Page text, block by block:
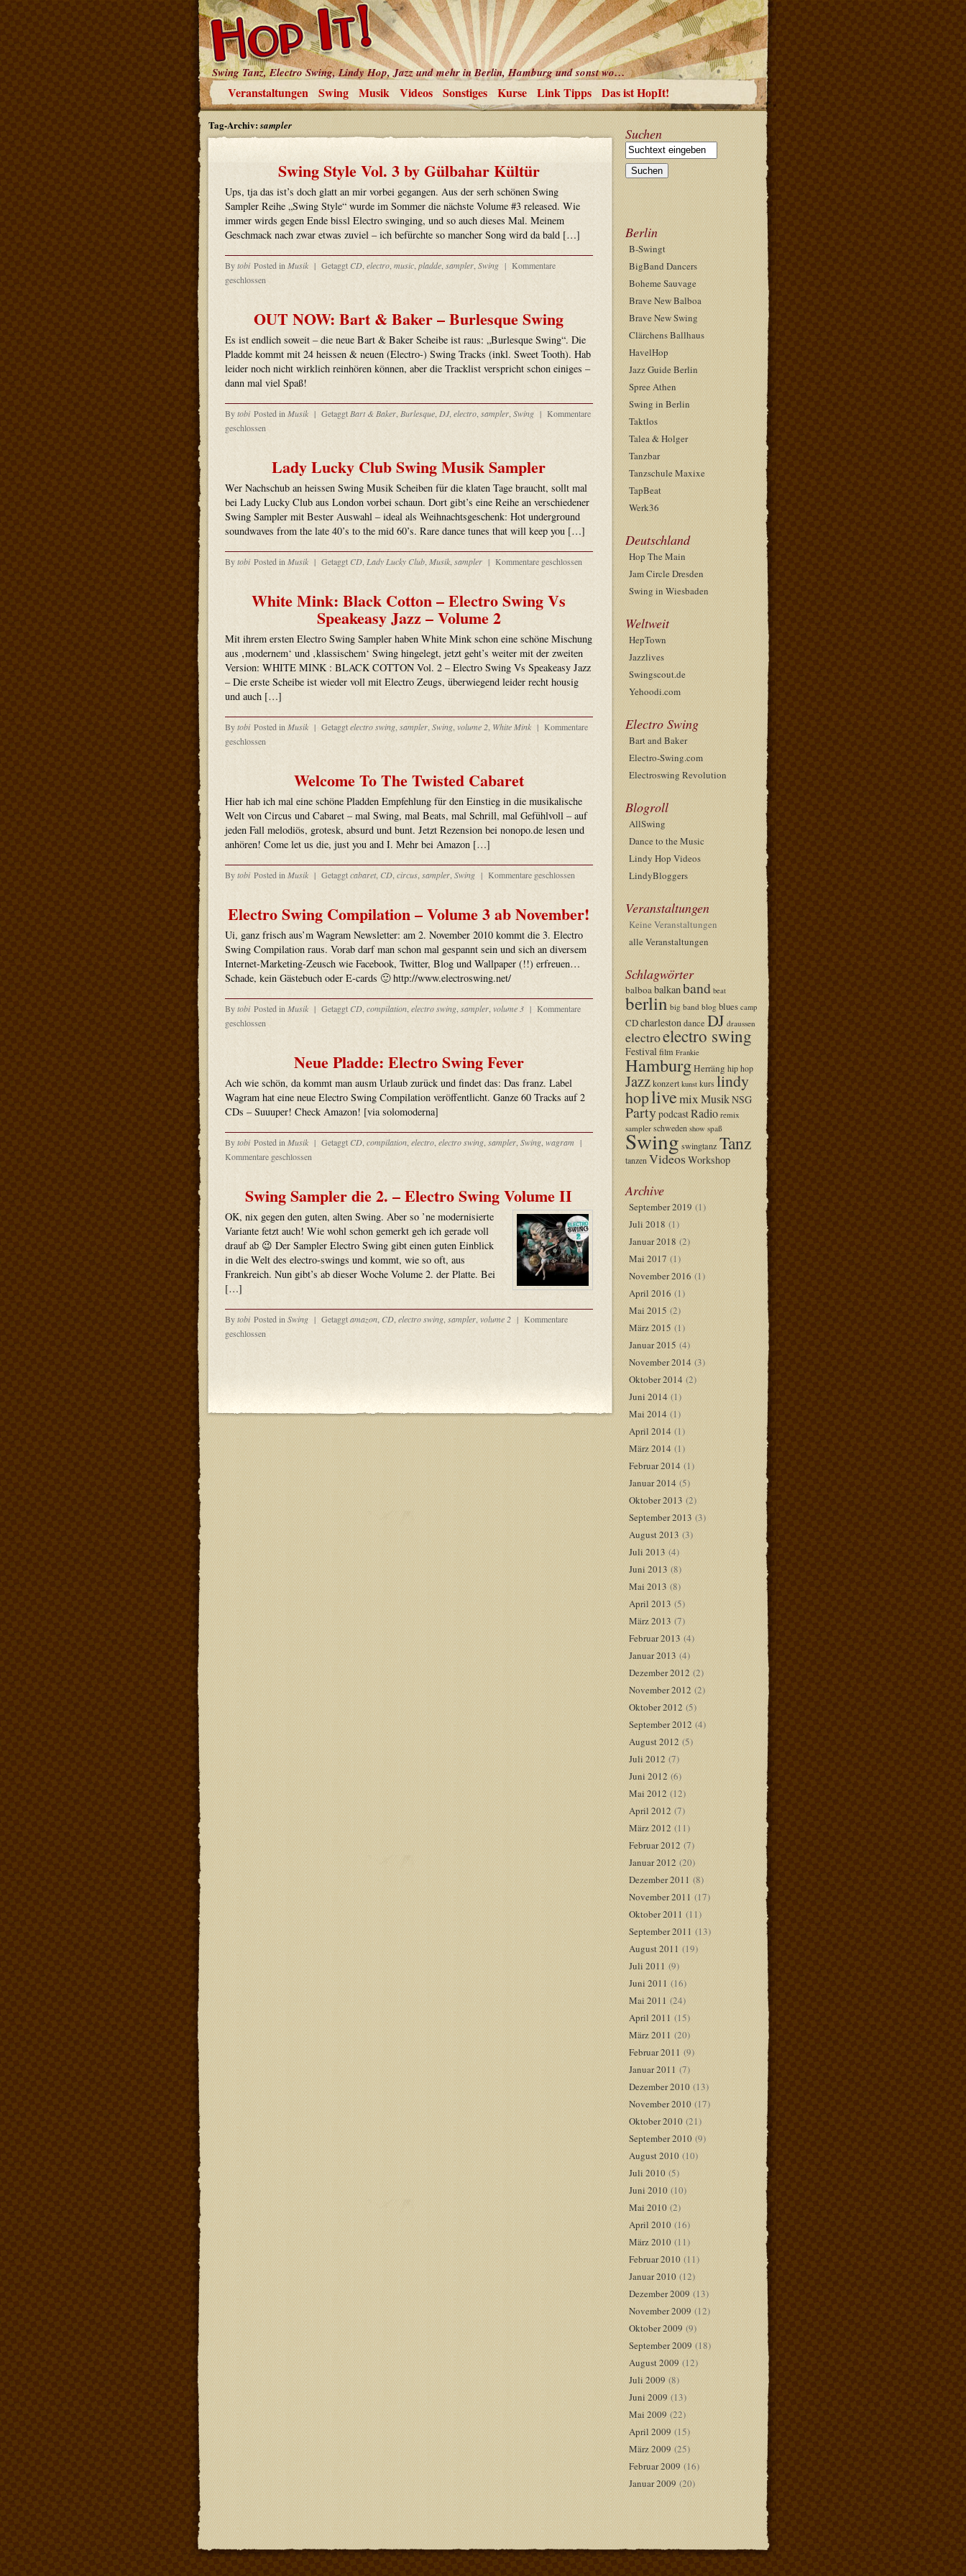
Swing Tanz, Electro Swing, Lindy Hop, Jazz und mehr in Berlin, Hamburg und sonst wo…
Veranstaltungen Swing Musik Videos Sonstiges Kurse Link Tipps Das ist HopIt!
Tag-Archiv:sampler
Swing Style Vol. 3 by Gülbahar Kültür
Ups, tja das ist’s doch glatt an mir vorbei gegangen. Aus der serh schönen Swing
Sampler Reihe „Swing Style“ wurde im Sommer die nächste Volume #3 released. Wie
immer wirds gegen Ende bissl Electro swinging, und so auch dieses Mal. Meinem
Geschmack nach zwar etwas zuviel – ich befürchte so mancher Song wird da bald […]
Bytobi Posted in Musik | Getaggt CD, electro, music, pladde, sampler, Swing | Kommentare
geschlossen
OUT NOW: Bart & Baker – Burlesque Swing
Es ist endlich soweit – die neue Bart & Baker Scheibe ist raus: „Burlesque Swing“. Die
Pladde kommt mit 24 heissen & neuen (Electro-) Swing Tracks (inkl. Sweet Tooth). Hab
leider noch nicht wirklich reinhören können, aber die Tracklist verspricht schon einiges –
dann mal viel Spaß!
Bytobi Posted in Musik | Getaggt Bart & Baker, Burlesque, DJ, electro, sampler, Swing | Kommentare
geschlossen
Lady Lucky Club Swing Musik Sampler
Wer Nachschub an heissen Swing Musik Scheiben für die klaten Tage braucht, sollt mal
bei Lady Lucky Club aus London vorbei schaun. Dort gibt’s eine Reihe an verschiedener
Swing Sampler mit Bester Auswahl – ideal als Weihnachtsgeschenk: Hot underground
soundwaves from the late 40’s to the mid 60’s. Rare dance tunes that will keep you […]
Bytobi Posted in Musik | Getaggt CD, Lady Lucky Club, Musik, sampler | Kommentare geschlossen
White Mink: Black Cotton – Electro Swing Vs
Speakeasy Jazz – Volume 2
Mit ihrem ersten Electro Swing Sampler haben White Mink schon eine schöne Mischung
aus ‚modernem‘ und ‚klassischem‘ Swing hingelegt, jetzt geht’s weiter mit der zweiten
Version: WHITE MINK : BLACK COTTON Vol. 2 – Electro Swing Vs Speakeasy Jazz
– Die erste Scheibe ist wieder voll mit Electro Zeugs, überwiegend leider recht housig
und auch […]
Bytobi Posted in Musik | Getaggtelectro swing,sampler, Swing, volume 2, White Mink | Kommentare
geschlossen
Welcome To The Twisted Cabaret
Hier hab ich mal eine schöne Pladden Empfehlung für den Einstieg in die musikalische
Welt von Circus und Cabaret – mal Swing, mal Beats, mal Schrill, mal Gefühlvoll – auf
jeden Fall melodiös, grotesk, absurd und bunt. Jetzt Rezension bei nonopo.de lesen und
anhören! Come let us die, just you and I. Mehr bei Amazon […]
Bytobi Posted in Musik | Getaggtcabaret, CD, circus, sampler, Swing | Kommentare geschlossen
Electro Swing Compilation – Volume 3 ab November!
Ui, ganz frisch aus’m Wagram Newsletter: am 2. November 2010 kommt die 3. Electro
Swing Compilation raus. Vorab darf man schon mal gespannt sein und sich an diversem
Internet-Marketing-Zeusch wie Facebook, Twitter, Blog und Wallpaper (!!) erfreuen…
Schade, kein Gästebuch oder E-cards 🙂 http://www.electroswing.net/
Bytobi Posted in Musik | Getaggt CD, compilation, electro swing, sampler, volume 3 | Kommentare
geschlossen
Neue Pladde: Electro Swing Fever
Ach wie schön, da kommt man ausm Urlaub zurück und findet das: Das franz. Label
Wagram hat eine neue Electro Swing Compilation veröffentlicht. Ganze 60 Tracks auf 2
CDs – Suuuper! Check Amazon! [via solomoderna]
Bytobi Posted in Musik | Getaggt CD, compilation, electro, electro swing, sampler, Swing, wagram |
Kommentare geschlossen
Swing Sampler die 2. – Electro Swing Volume II
OK, nix gegen den guten, alten Swing. Aber so ’ne modernisierte
Variante fetzt auch! Wie wohl schon gemerkt geh ich gerade voll
drauf ab 😉 Der Sampler Electro Swing gibt einen guten Einblick
in die Welt des electro-swings und kommt, wie so oft, aus
Frankreich. Nun gibt’s ab dieser Woche Volume 2. der Platte. Bei
[…]
Bytobi Posted in Swing | Getaggtamazon, CD, electro swing, sampler, volume 2 | Kommentare
geschlossen
Suchen
Berlin
B-Swingt
BigBand Dancers
Boheme Sauvage
Brave New Balboa
Brave New Swing
Clärchens Ballhaus
HavelHop
Jazz Guide Berlin
Spree Athen
Swing in Berlin
Taktlos
Talea & Holger
Tanzbar
Tanzschule Maxixe
TapBeat
Werk36
Deutschland
Hop The Main
Jam Circle Dresden
Swing in Wiesbaden
Weltweit
HepTown
Jazzlives
Swingscout.de
Yehoodi.com
Electro Swing
Bart and Baker
Electro-Swing.com
Electroswing Revolution
Blogroll
AllSwing
Dance to the Music
Lindy Hop Videos
LindyBloggers
Veranstaltungen
Keine Veranstaltungen
alle Veranstaltungen
Schlagwörter
balboabalkanband beat
berlin big band blog blues camp
CDcharleston dance DJ draussen
electroelectro swing
Festival film Frankie
HamburgHerräng hip hop
Jazz konzert kunst kurs lindy
hoplivemixMusikNSG
PartypodcastRadio remix
sampler schweden show spaß
Swing swingtanzTanz
tanzenVideosWorkshop
Archive
September 2019(1)
Juli 2018(1)
Januar 2018 (2)
Mai 2017 (1)
November 2016(1)
April 2016(1)
Mai 2015 (2)
März 2015 (1)
Januar 2015(4)
November 2014(3)
Oktober 2014(2)
Juni 2014(1)
Mai 2014(1)
April 2014(1)
März 2014(1)
Februar 2014 (1)
Januar 2014 (5)
Oktober 2013 (2)
September 2013 (3)
August 2013 (3)
Juli 2013 (4)
Juni 2013(8)
Mai 2013(8)
April 2013(5)
März 2013(7)
Februar 2013 (4)
Januar 2013 (4)
Dezember 2012(2)
November 2012 (2)
Oktober 2012 (5)
September 2012(4)
August 2012(5)
Juli 2012(7)
Juni 2012(6)
Mai 2012(12)
April 2012(7)
März 2012(11)
Februar 2012(7)
Januar 2012(20)
Dezember 2011(8)
November 2011(17)
Oktober 2011 (11)
September 2011(13)
August 2011 (19)
Juli 2011(9)
Juni 2011(16)
Mai 2011 (24)
April 2011 (15)
März 2011 (20)
Februar 2011 (9)
Januar 2011 (7)
Dezember 2010(13)
November 2010(17)
Oktober 2010(21)
September 2010(9)
August 2010(10)
Juli 2010(5)
Juni 2010(10)
Mai 2010(2)
April 2010(16)
März 2010(11)
Februar 2010(11)
Januar 2010(12)
Dezember 2009 (13)
November 2009(12)
Oktober 2009 (9)
September 2009(18)
August 2009(12)
Juli 2009(8)
Juni 2009(13)
Mai 2009(22)
April 2009 (15)
März 2009(25)
Februar 2009(16)
Januar 2009 (20)